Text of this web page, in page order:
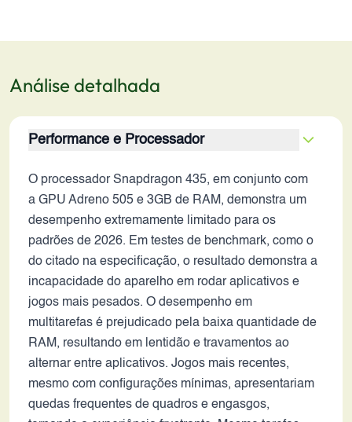
Análise detalhada
Performance e Processador
O processador Snapdragon 435, em conjunto com
a GPU Adreno 505 e 3GB de RAM, demonstra um
desempenho extremamente limitado para os
padrões de 2026. Em testes de benchmark, como o
do citado na especificação, o resultado demonstra a
incapacidade do aparelho em rodar aplicativos e
jogos mais pesados. O desempenho em
multitarefas é prejudicado pela baixa quantidade de
RAM, resultando em lentidão e travamentos ao
alternar entre aplicativos. Jogos mais recentes,
mesmo com configurações mínimas, apresentariam
quedas frequentes de quadros e engasgos,